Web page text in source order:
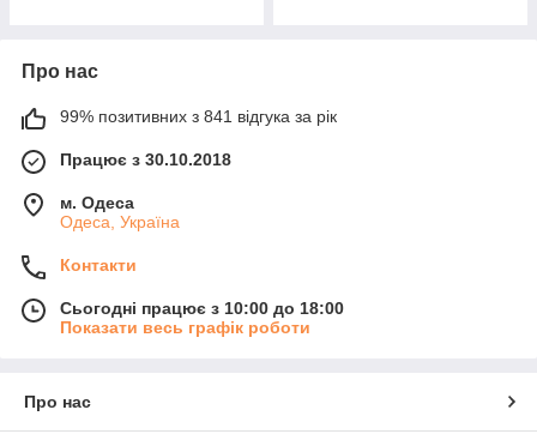
Про нас
99% позитивних з 841 відгука за рік
Працює з 30.10.2018
м. Одеса
Одеса, Україна
Контакти
Сьогодні працює з 10:00 до 18:00
Показати весь графік роботи
Про нас